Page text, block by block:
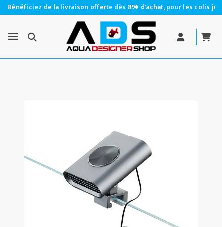
Bénéficiez de la livraison offerte dès 89€ d’achat, pour les colis